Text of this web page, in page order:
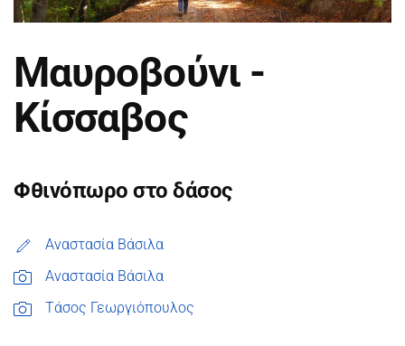
Μαυροβούνι -
Κίσσαβος
Φθινόπωρο στο δάσος
Αναστασία Βάσιλα
Αναστασία Βάσιλα
Τάσος Γεωργιόπουλος